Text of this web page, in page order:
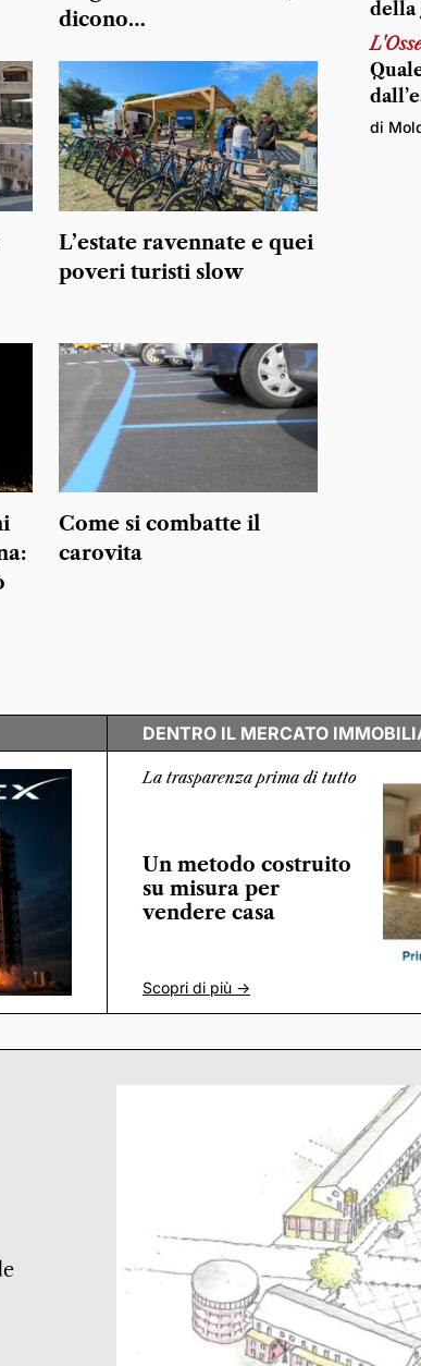
dicono…
L’estate ravennate e quei
poveri turisti slow
Come si combatte il
carovita
della
di
DENTRO IL MERCATO
La trasparenza prima di tutto
Un metodo costruito
su misura per
vendere casa
Scopri di più ->